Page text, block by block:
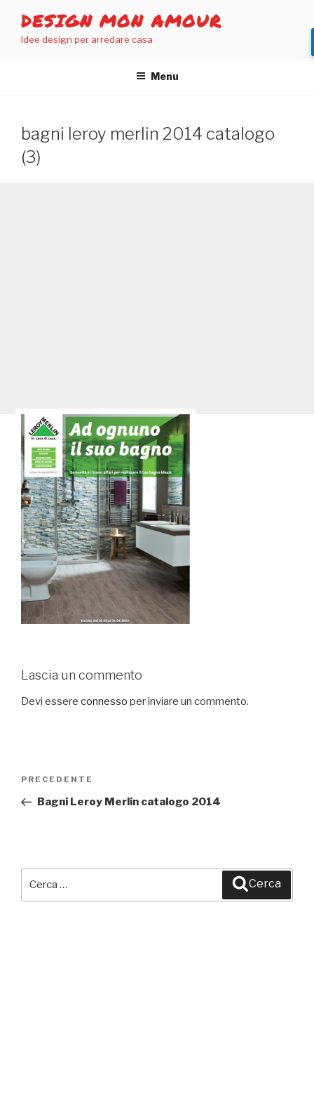
contenuto
DESIGN MON AMOUR
Idee design per arredare casa
Menu
bagni leroy merlin 2014 catalogo
(3)
Lascia un commento
Devi essere connesso per inviare un commento.
Navigazione
Articolo
precedente:
PRECEDENTE
Bagni Leroy Merlin catalogo 2014
Cerca